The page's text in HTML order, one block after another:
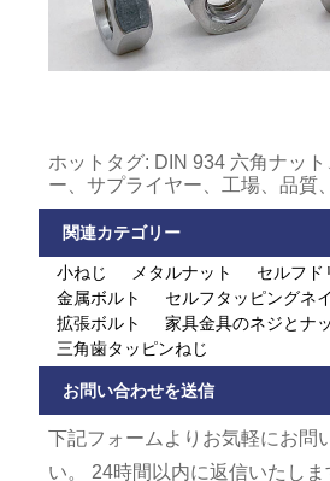
ホットタグ: DIN 934 六角ナッ
ー、サプライヤー、工場、品質
関連カテゴリー
小ねじ メタルナット
セルフド
金属ボルト
セルフタッピングネ
拡張ボルト
家具金具のネジとナ
三角歯タッピンねじ
お問い合わせを送信
下記フォームよりお気軽にお問
い。 24時間以内に返信いたしま